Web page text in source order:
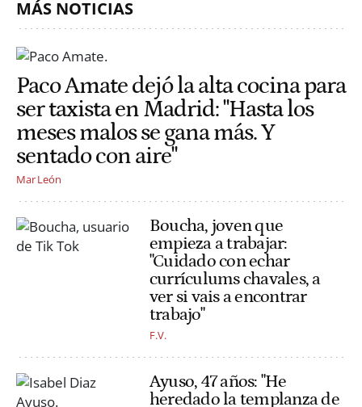
MÁS NOTICIAS
Paco Amate dejó la alta cocina para
ser taxista en Madrid: "Hasta los
meses malos se gana más. Y
sentado con aire"
Mar León
Boucha, joven que
empieza a trabajar:
"Cuidado con echar
currículums chavales, a
ver si vais a encontrar
trabajo"
F.V.
Ayuso, 47 años: "He
heredado la templanza de